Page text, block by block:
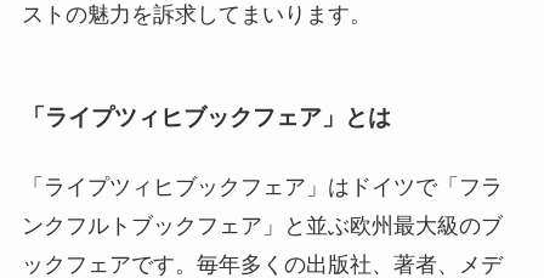
ストの魅力を訴求してまいります。
「ライプツィヒブックフェア」とは
「ライプツィヒブックフェア」はドイツで「フラ
ンクフルトブックフェア」と並ぶ欧州最大級のブ
ックフェアです。毎年多くの出版社、著者、メデ